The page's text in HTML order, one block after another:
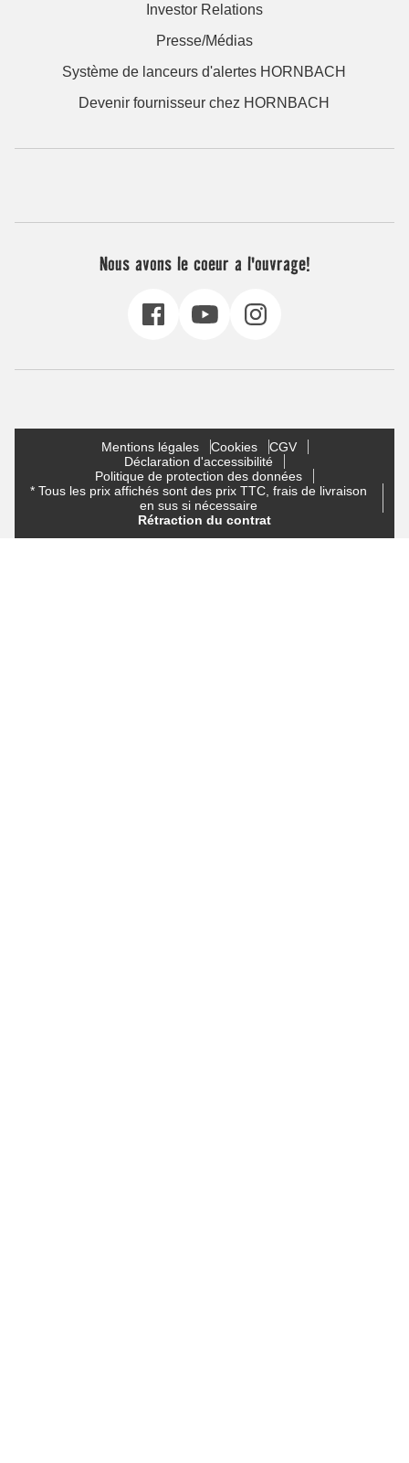
Investor Relations
Presse/Médias
Système de lanceurs d'alertes HORNBACH
Devenir fournisseur chez HORNBACH
Nous avons le coeur a l'ouvrage!
Mentions légales Cookies
CGV
Déclaration d'accessibilité
Politique de protection des données
* Tous les prix affichés sont des prix TTC, frais de livraison
en sus si nécessaire
Rétraction du contrat